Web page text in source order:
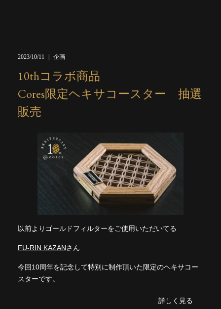
2023/10/11 企画
10thコラボ商品
Cores限定ヘキサコースター 抽選
販売
以前よりゴールドフィルターをご使用いただいてる
FU-RIN KAZANさん
今回10周年を記念して特別に制作頂いた限定のヘキサコー
スターです。
詳しく見る